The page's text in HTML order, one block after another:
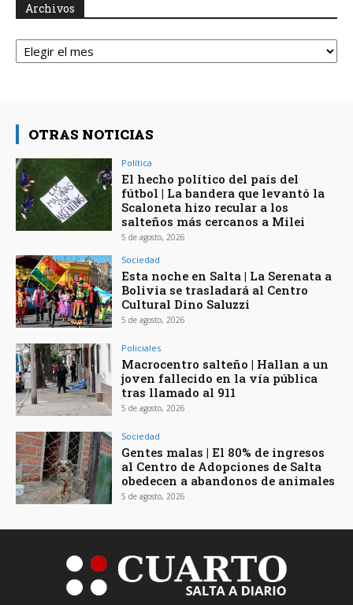
Archivos
Archivos
OTRAS NOTICIAS
Política
El hecho político del país del
fútbol | La bandera que levantó la
Scaloneta hizo recular a los
salteños más cercanos a Milei
5 de agosto, 2026
Sociedad
Esta noche en Salta | La Serenata a
Bolivia se trasladará al Centro
Cultural Dino Saluzzi
5 de agosto, 2026
Policiales
Macrocentro salteño | Hallan a un
joven fallecido en la vía pública
tras llamado al 911
5 de agosto, 2026
Sociedad
Gentes malas | El 80% de ingresos
al Centro de Adopciones de Salta
obedecen a abandonos de animales
5 de agosto, 2026